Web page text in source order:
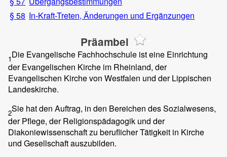
§ 58 In-Kraft-Treten, Änderungen und Ergänzungen
Präambel
1Die Evangelische Fachhochschule ist eine Einrichtung
der Evangelischen Kirche im Rheinland, der
Evangelischen Kirche von Westfalen und der Lippischen
Landeskirche.
2Sie hat den Auftrag, in den Bereichen des Sozialwesens,
der Pflege, der Religionspädagogik und der
Diakoniewissenschaft zu beruflicher Tätigkeit in Kirche
und Gesellschaft auszubilden.